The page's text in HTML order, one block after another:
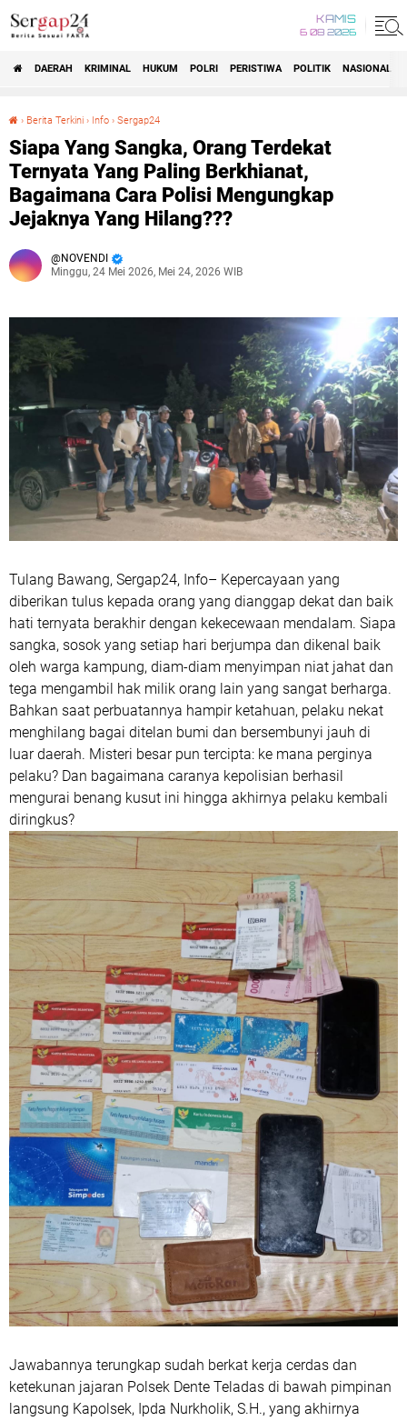
KAMIS
6 08 2026
DAERAH KRIMINAL HUKUM POLRI PERISTIWA POLITIK NASIONAL
› Berita Terkini › Info › Sergap24
Siapa Yang Sangka, Orang Terdekat
Ternyata Yang Paling Berkhianat,
Bagaimana Cara Polisi Mengungkap
Jejaknya Yang Hilang???
NOVENDI
Minggu, 24 Mei 2026, Mei 24, 2026 WIB
Tulang Bawang, Sergap24, Info– Kepercayaan yang
diberikan tulus kepada orang yang dianggap dekat dan baik
hati ternyata berakhir dengan kekecewaan mendalam. Siapa
sangka, sosok yang setiap hari berjumpa dan dikenal baik
oleh warga kampung, diam-diam menyimpan niat jahat dan
tega mengambil hak milik orang lain yang sangat berharga.
Bahkan saat perbuatannya hampir ketahuan, pelaku nekat
menghilang bagai ditelan bumi dan bersembunyi jauh di
luar daerah. Misteri besar pun tercipta: ke mana perginya
pelaku? Dan bagaimana caranya kepolisian berhasil
mengurai benang kusut ini hingga akhirnya pelaku kembali
diringkus?
Jawabannya terungkap sudah berkat kerja cerdas dan
ketekunan jajaran Polsek Dente Teladas di bawah pimpinan
langsung Kapolsek, Ipda Nurkholik, S.H., yang akhirnya